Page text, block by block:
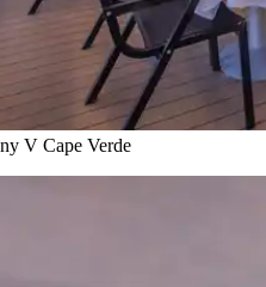
V Cape Verde